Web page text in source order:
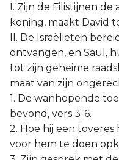
I. Zijn de Filistijnen de
koning, maakt David
II. De Israëlieten
ontvangen, en Saul,
tot zijn geheime
maat van zijn
1. De wanhopende
bevond, vers 3-6.
2. Hoe hij een
voor hem te doen